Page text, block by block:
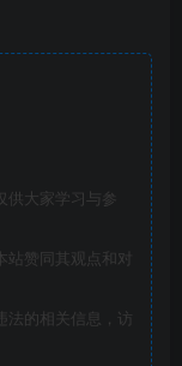
加的剖面设计。
捉城市天际线与
心理安全感；底
配置缓冲水陆交
赋予了极强的符
解了混凝土的沉
然导向系统。
供大家学习与参
赞同其观点和对
的相关信息，访